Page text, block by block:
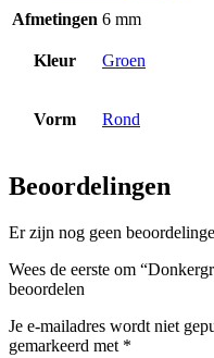
Afmetingen 6 mm
Kleur Groen
Vorm Rond
Beoordelingen
Er zijn nog geen
Wees de eerste om
beoordelen
Je e-mailadres wordt niet
gemarkeerd met *